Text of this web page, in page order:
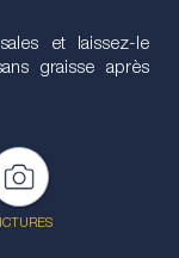
et laissez-le
graisse après